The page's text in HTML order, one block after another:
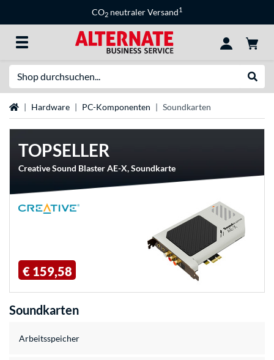
CO2 neutraler Versand1
StartseiteHardware PC-Komponenten Soundkarten
TOPSELLER
Creative Sound Blaster AE-X, Soundkarte
€ 159,58
Soundkarten
Arbeitsspeicher